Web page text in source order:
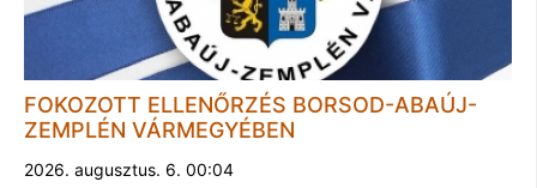
FOKOZOTT ELLENŐRZÉS BORSOD-ABAÚJ-
ZEMPLÉN VÁRMEGYÉBEN
2026. augusztus. 6. 00:04